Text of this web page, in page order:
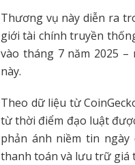
Thương vụ này diễn ra
giới tài chính truyền
vào tháng 7 năm 2025
này.
Theo dữ liệu từ
từ thời điểm đạo luật
phản ánh niềm tin
thanh toán và lưu trữ giá